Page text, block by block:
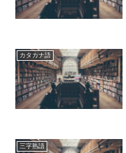
カタカナ語
三字熟語